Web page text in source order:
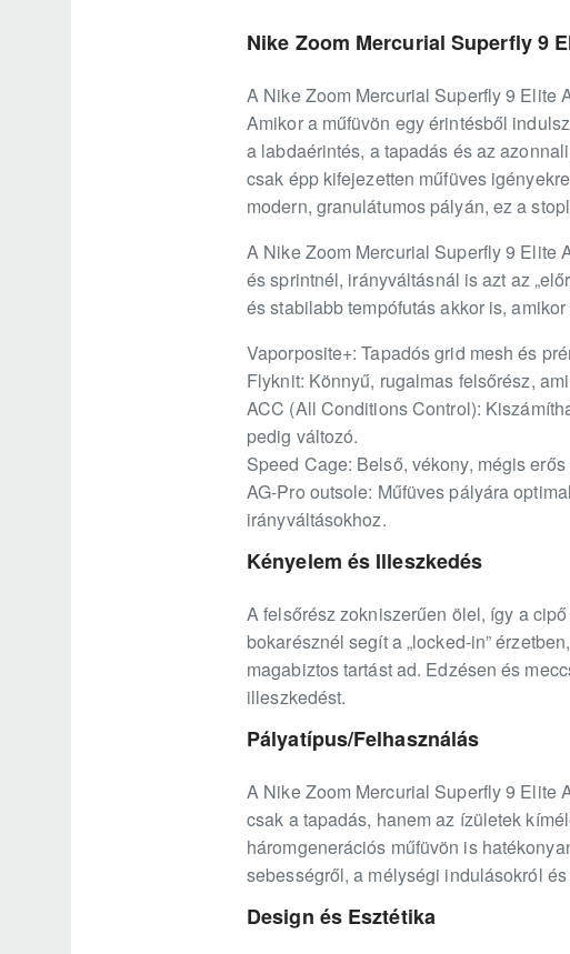
Nike Zoom Mercurial Superfly 9
A Nike Zoom Mercurial Superfly 9 Elite
Amikor a műfüvön egy érintésből
a labdaérintés, a tapadás és az
csak épp kifejezetten műfüves
modern, granulátumos pályán, ez a
A Nike Zoom Mercurial Superfly 9 Elite
és sprintnél, irányváltásnál is azt az
és stabilabb tempófutás akkor is,
Vaporposite+: Tapadós grid mesh és
Flyknit: Könnyű, rugalmas felsőrész,
ACC (All Conditions Control):
pedig változó.
Speed Cage: Belső, vékony, mégis
AG-Pro outsole: Műfüves pályára
irányváltásokhoz.
Kényelem és Illeszkedés
A felsőrész zokniszerűen ölel, így a
bokarésznél segít a „locked-in”
magabiztos tartást ad. Edzésen és
illeszkedést.
Pályatípus/Felhasználás
A Nike Zoom Mercurial Superfly 9 Elite
csak a tapadás, hanem az ízületek
háromgenerációs műfüvön is
sebességről, a mélységi indulásokról
Design és Esztétika